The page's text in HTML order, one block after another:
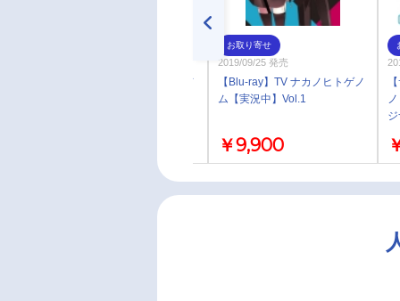
【Blu-ray】TV ナカノヒトゲノ
お取り寄せ
2019/09/25 発売
【Blu-ray】TV ナカノヒトゲノ
ム【実況中】Vol.1
￥9,900